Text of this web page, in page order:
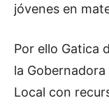
jóvenes en
Por ello Gatica
la
Local con